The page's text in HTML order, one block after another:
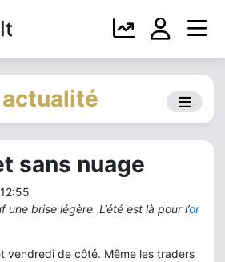
sans nuage
une brise légère. L’été est là pour l’or
vendredi de côté. Même les traders